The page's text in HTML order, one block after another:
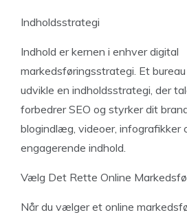
Indholdsstrategi
Indhold er kernen i enhver digital
markedsføringsstrategi. Et
udvikle en indholdsstrategi, der
forbedrer SEO og styrker dit
blogindlæg, videoer, infografikker
engagerende indhold.
Vælg Det Rette Online
Når du vælger et online